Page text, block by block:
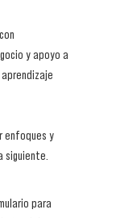
y apoyo a
enfoques y
siguiente.
para